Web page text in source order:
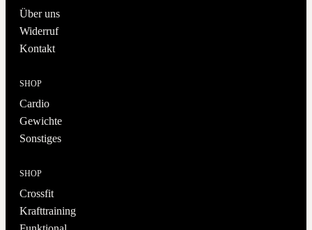
Über uns
Widerruf
Kontakt
SHOP
Cardio
Gewichte
Sonstiges
SHOP
Crossfit
Krafttraining